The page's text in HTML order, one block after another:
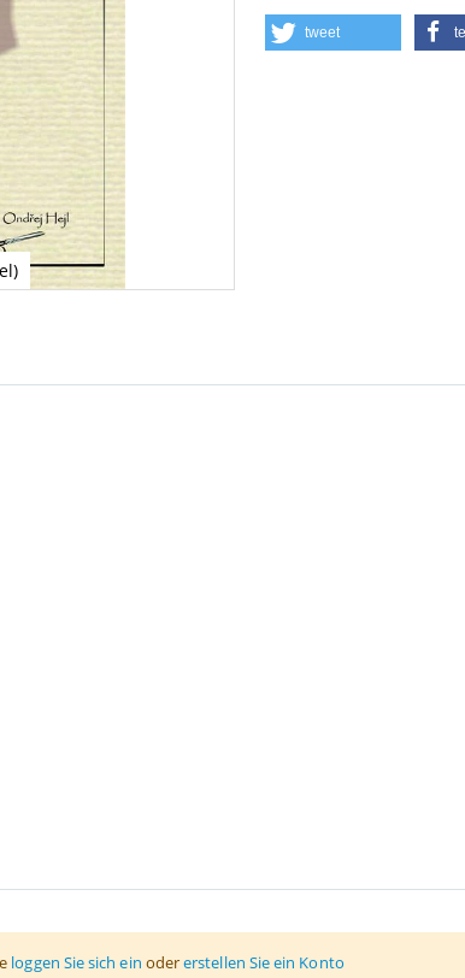
tweet
loggen Sie sich ein odererstellen Sie ein Konto